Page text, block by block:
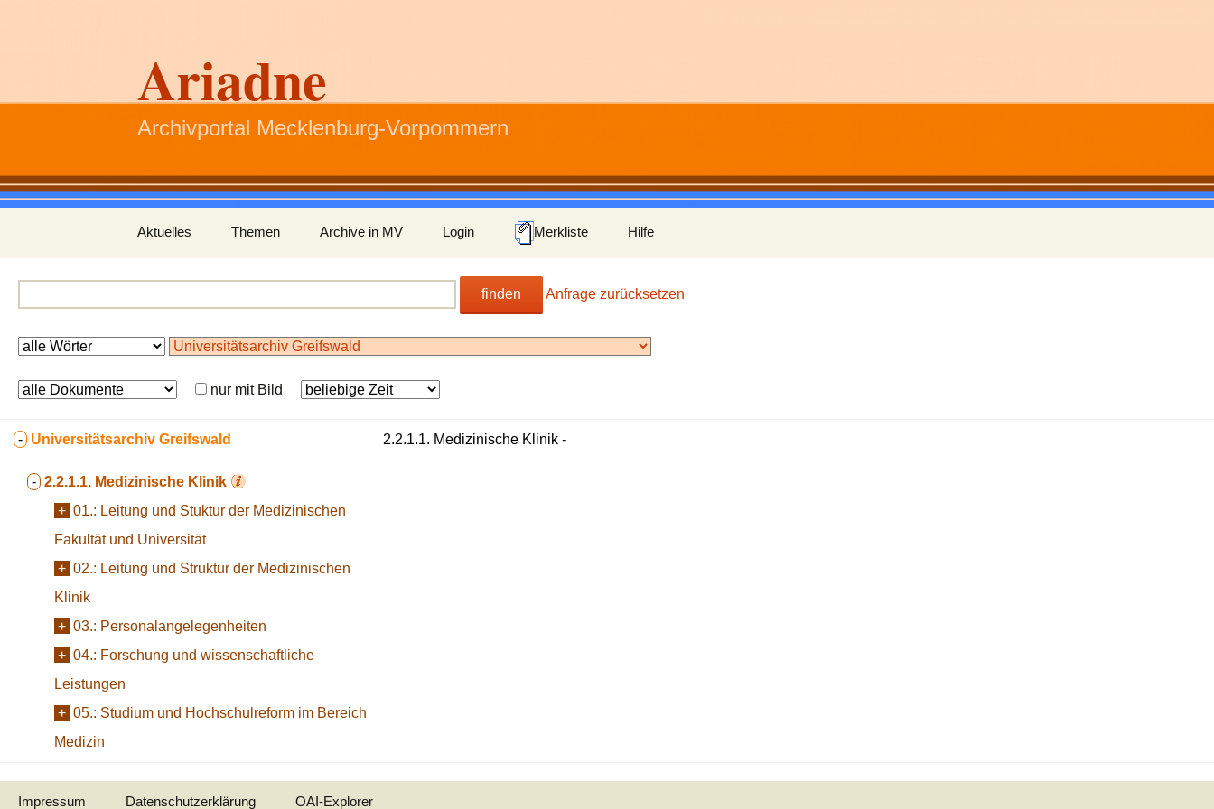
Ariadne
Archivportal Mecklenburg-Vorpommern
Inhalt
springen
Aktuelles Themen Archive in MV Login Merkliste Hilfe
finden Anfrage zurücksetzen
nur mit Bild
- Universitätsarchiv Greifswald
- 2.2.1.1. Medizinische Klinik
+ 01.: Leitung und Stuktur der Medizinischen
Fakultät und Universität
+ 02.: Leitung und Struktur der Medizinischen
Klinik
+ 03.: Personalangelegenheiten
+ 04.: Forschung und wissenschaftliche
Leistungen
+ 05.: Studium und Hochschulreform im Bereich
Medizin
2.2.1.1. Medizinische Klinik -
Impressum Datenschutzerklärung OAI-Explorer